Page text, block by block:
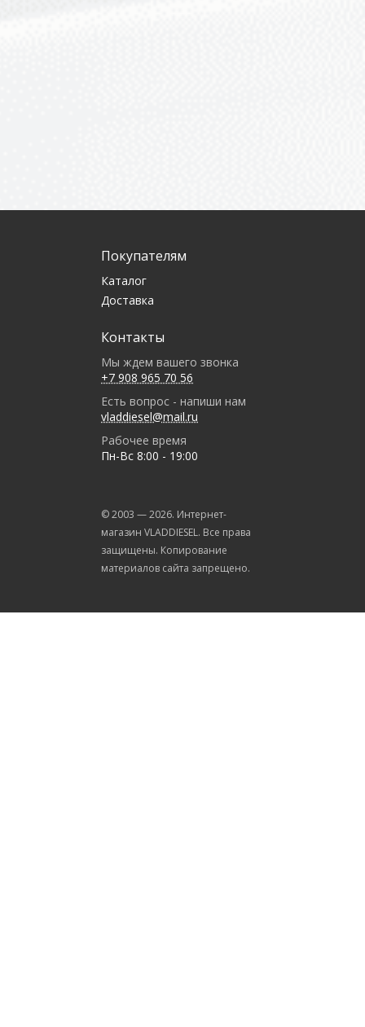
Покупателям
Каталог
Доставка
Контакты
Мы ждем вашего звонка
+7 908 965 70 56
Есть вопрос - напиши нам
vladdiesel@mail.ru
Рабочее время
Пн-Вс 8:00 - 19:00
© 2003 —2026. Интернет-
магазин VLADDIESEL. Все права
защищены. Копирование
материалов сайта запрещено.